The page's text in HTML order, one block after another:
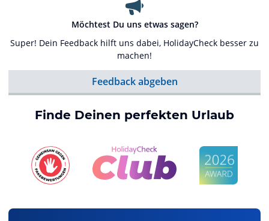
Möchtest Du uns etwas sagen?
Super! Dein Feedback hilft uns dabei, HolidayCheck besser zu
machen!
Feedback abgeben
Finde Deinen perfekten Urlaub